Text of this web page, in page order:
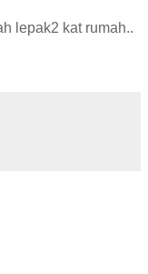
lepak2 kat rumah..